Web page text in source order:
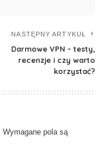
NASTĘPNY ARTYKUŁ
Darmowe VPN – testy,
recenzje i czy warto
korzystać?
Wymagane pola są